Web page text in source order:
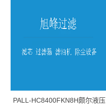
PALL-HC8400FKN8H颇尔液压